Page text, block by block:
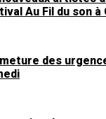
Au Fil du son à
des